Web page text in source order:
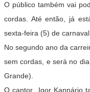
O público também vai
cordas. Até então, já
sexta-feira (5) de
No segundo ano da
sem cordas, e será no
Grande).
O cantor Igor Kannário